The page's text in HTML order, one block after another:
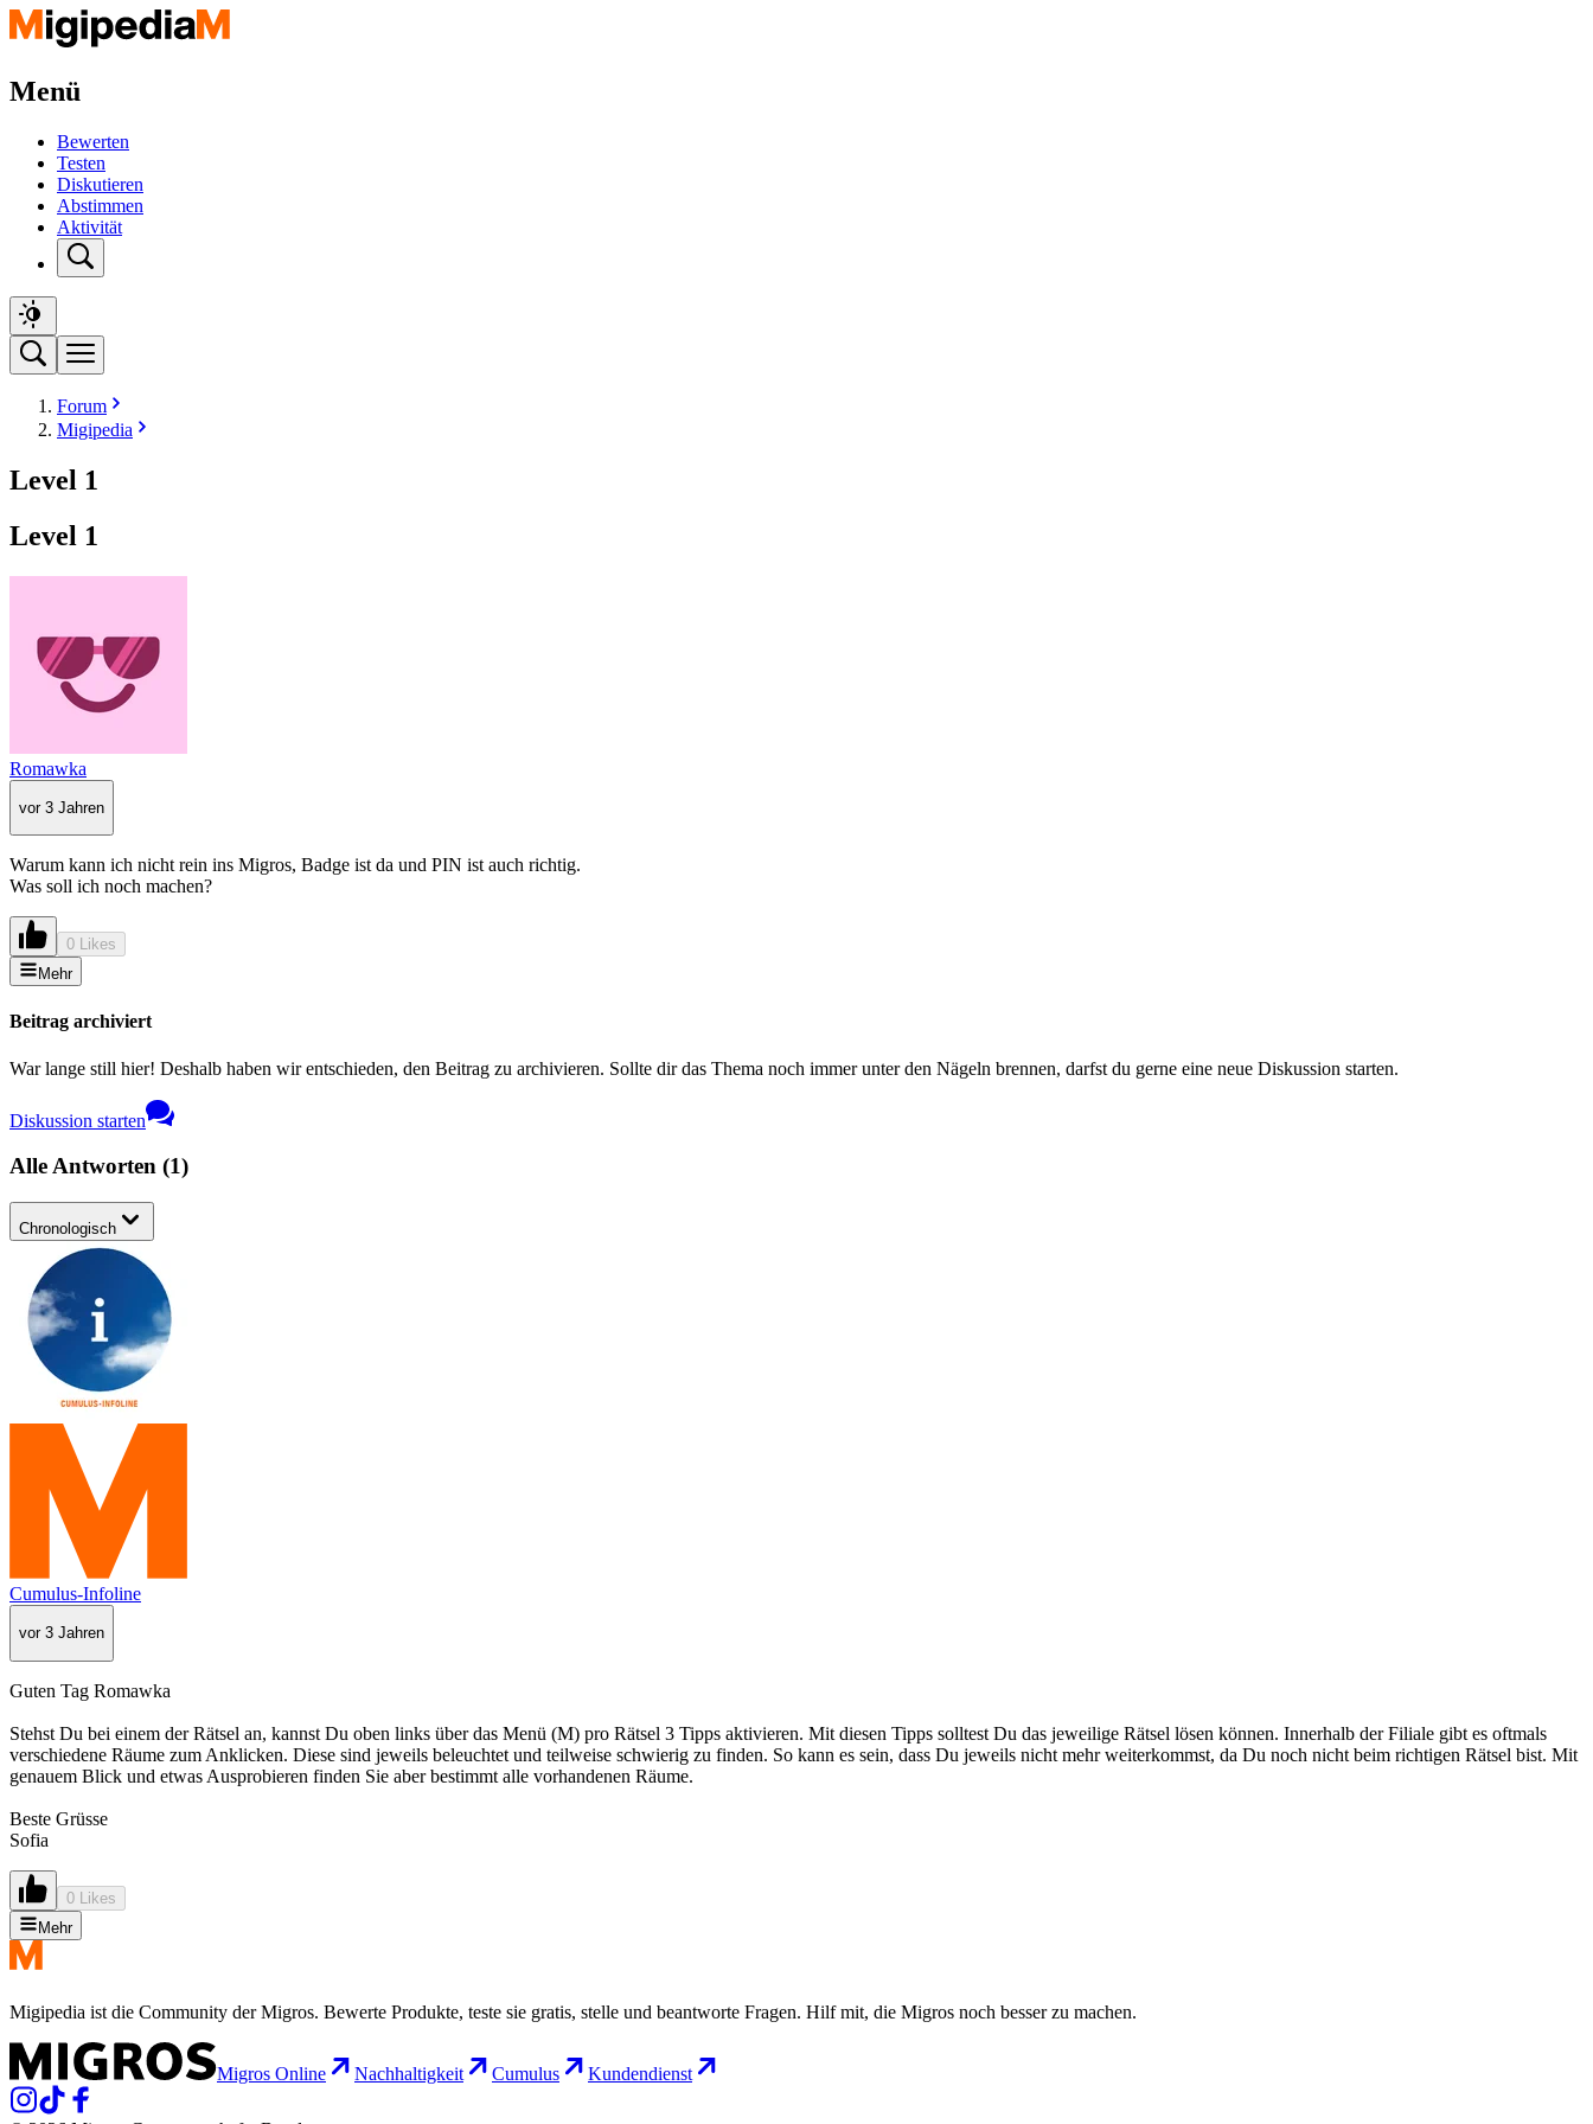
Menü
Bewerten
Testen
Diskutieren
Abstimmen
Aktivität
Forum
Migipedia
Level 1
Level 1
Romawka
vor 3 Jahren
Warum kann ich nicht rein ins Migros, Badge ist da und PIN ist auch richtig.
Was soll ich noch machen?
0 Likes
Mehr
Beitrag archiviert
War lange still hier! Deshalb haben wir entschieden, den Beitrag zu archivieren. Sollte dir das Thema noch immer unter den Nägeln brennen, darfst du gerne eine neue Diskussion starten.
Diskussion starten
Alle Antworten (1)
Chronologisch
Cumulus-Infoline
vor 3 Jahren
Guten Tag Romawka
Stehst Du bei einem der Rätsel an, kannst Du oben links über das Menü (M) pro Rätsel 3 Tipps aktivieren. Mit diesen Tipps solltest Du das jeweilige Rätsel lösen können. Innerhalb der Filiale gibt es oftmals
verschiedene Räume zum Anklicken. Diese sind jeweils beleuchtet und teilweise schwierig zu finden. So kann es sein, dass Du jeweils nicht mehr weiterkommst, da Du noch nicht beim richtigen Rätsel bist. Mit
genauem Blick und etwas Ausprobieren finden Sie aber bestimmt alle vorhandenen Räume.
Beste Grüsse
Sofia
0 Likes
Mehr
Migipedia ist die Community der Migros. Bewerte Produkte, teste sie gratis, stelle und beantworte Fragen. Hilf mit, die Migros noch besser zu machen.
Migros Online Nachhaltigkeit Cumulus Kundendienst